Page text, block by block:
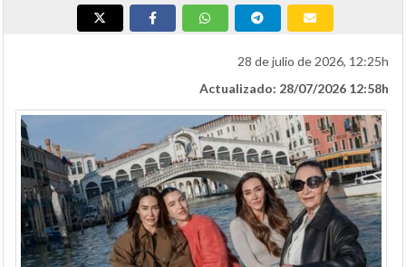
28 de julio de 2026, 12:25h
Actualizado: 28/07/2026 12:58h